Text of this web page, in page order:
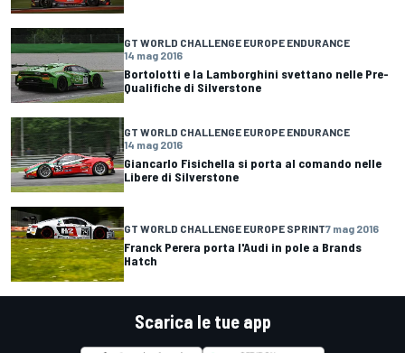
GT WORLD CHALLENGE EUROPE ENDURANCE
14 mag 2016
Bortolotti e la Lamborghini svettano nelle Pre-
Qualifiche di Silverstone
GT WORLD CHALLENGE EUROPE ENDURANCE
14 mag 2016
Giancarlo Fisichella si porta al comando nelle
Libere di Silverstone
GT WORLD CHALLENGE EUROPE SPRINT7 mag 2016
Franck Perera porta l'Audi in pole a Brands
Hatch
Scarica le tue app